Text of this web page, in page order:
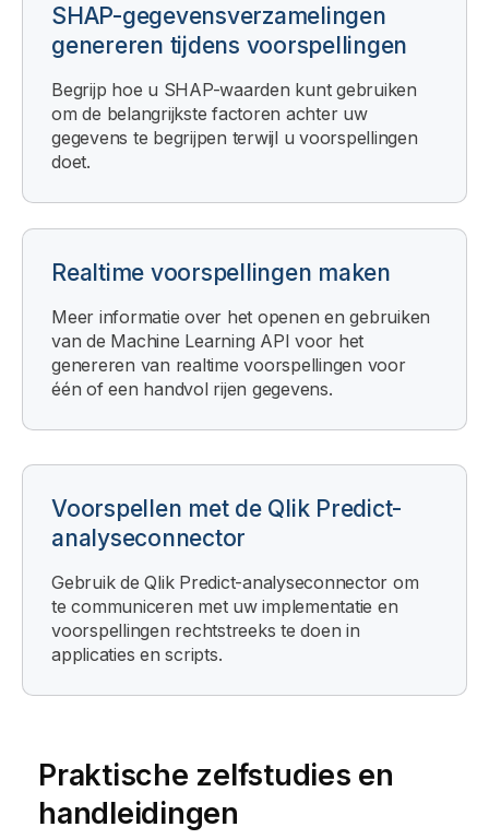
SHAP-gegevensverzamelingen
genereren tijdens voorspellingen
Begrijp hoe u SHAP-waarden kunt gebruiken
om de belangrijkste factoren achter uw
gegevens te begrijpen terwijl u voorspellingen
doet.
Realtime voorspellingen maken
Meer informatie over het openen en gebruiken
van de Machine Learning API voor het
genereren van realtime voorspellingen voor
één of een handvol rijen gegevens.
Voorspellen met de Qlik Predict-
analyseconnector
Gebruik deQlik Predict-analyseconnector om
te communiceren met uw implementatie en
voorspellingen rechtstreeks te doen in
applicaties en scripts.
Praktische zelfstudies en
handleidingen